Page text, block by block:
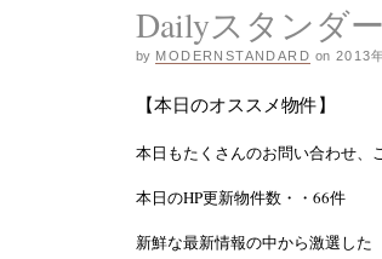
Dailyスタンダ
by MODERNSTANDARD on 2013
【本日のオススメ物件】
本日もたくさんのお問い合わせ、
本日のHP更新物件数・・66件
新鮮な最新情報の中から激選した